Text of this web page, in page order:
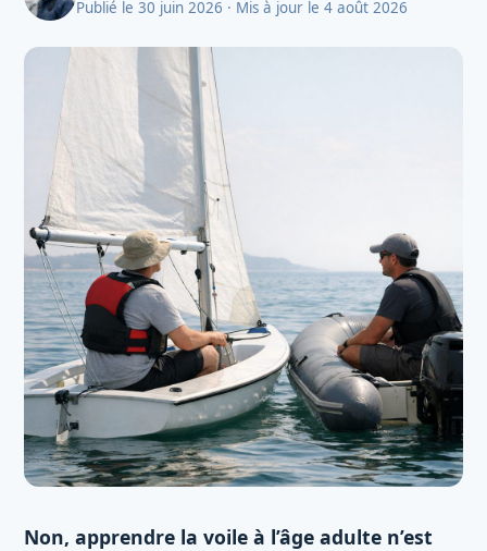
Publié le 30 juin 2026 · Mis à jour le 4 août 2026
Non, apprendre la voile à l’âge adulte n’est